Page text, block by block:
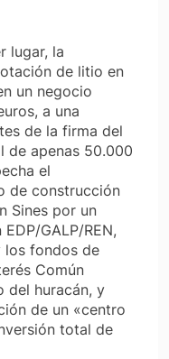
lugar, la
de litio en
un negocio
a una
de la firma del
de apenas 50.000
el
de construcción
Sines por un
GALP/REN,
los fondos de
Común
del huracán, y
de un «centro
total de